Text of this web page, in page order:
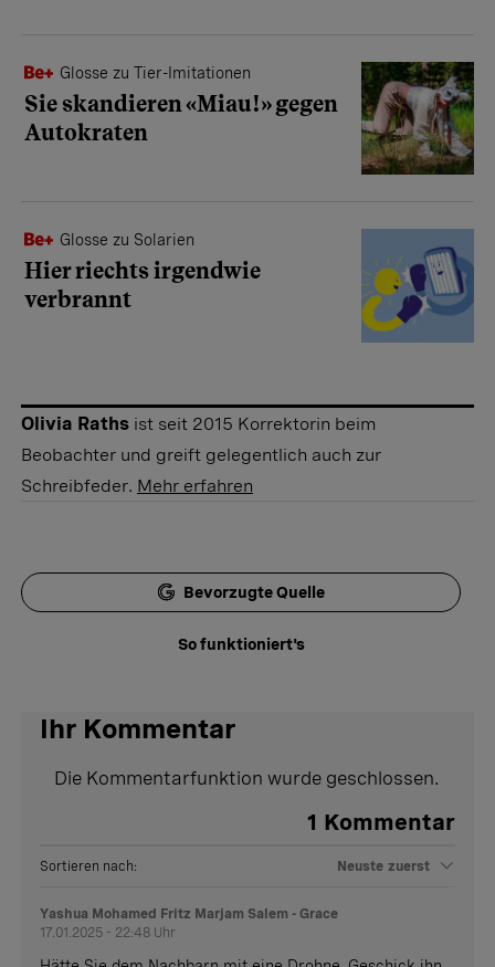
Glosse zu Tier-Imitationen
Sie skandieren «Miau!» gegen
Autokraten
Glosse zu Solarien
Hier riechts irgendwie
verbrannt
Olivia Raths ist seit 2015 Korrektorin beim
Beobachter und greift gelegentlich auch zur
Schreibfeder. Mehr erfahren
Bevorzugte Quelle
So funktioniert's
Ihr Kommentar
Die Kommentarfunktion wurde geschlossen.
1 Kommentar
Sortieren nach: Neuste zuerst
Yashua Mohamed Fritz Marjam Salem - Grace
17.01.2025 - 22:48 Uhr